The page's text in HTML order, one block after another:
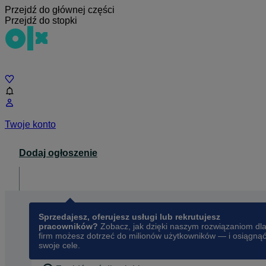
Przejdź do głównej części
Przejdź do stopki
Twoje konto
Dodaj ogłoszenie
Sprzedajesz, oferujesz usługi lub rekrutujesz
pracowników? Zobacz, jak dzięki naszym rozwiązaniom dla
firm możesz dotrzeć do milionów użytkowników — i osiągnąć
swoje cele.